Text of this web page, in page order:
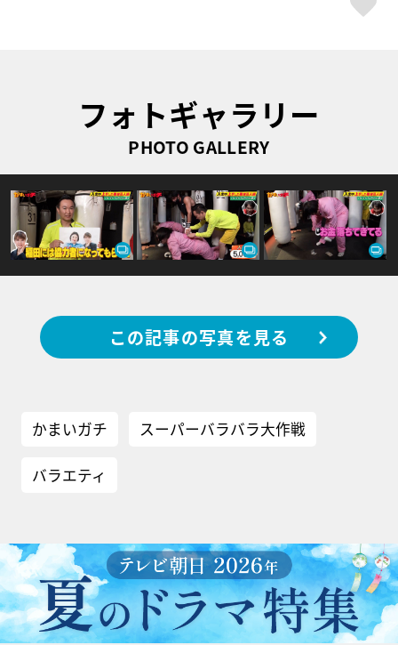
フォトギャラリー
PHOTO GALLERY
この記事の写真を見る
かまいガチ スーパーバラバラ大作戦
バラエティ